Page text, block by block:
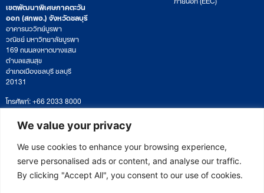
We value your privacy
We use cookies to enhance your browsing experience,
serve personalised ads or content, and analyse our traffic.
By clicking "Accept All", you consent to our use of cookies.
เขตพัฒนาพิเศษภาคตะวัน
ออก (สกพอ.) จังหวัดชลบุรี
อาคารนววิทย์บูรพา
วณิชย์ มหาวิทยาลัยบูรพา
169 ถนนลงหาดบางแสน
ตำบลแสนสุข
อำเภอเมืองชลบุรี ชลบุรี
20131
โทรศัพท์: +66 2033 8000
เวลาทำการ: จันทร์ – ศุกร์
09:00 – 17:00 น.
ติดตามหนังสือหรือยื่นเอกสาร
saraban@eeco.or.th